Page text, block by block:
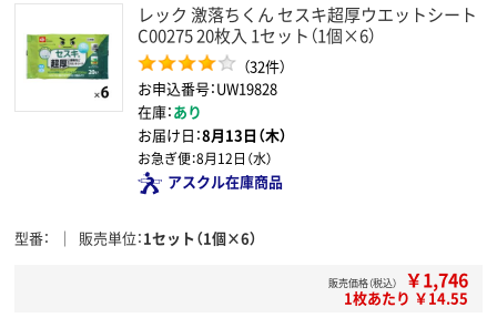
レック 激落ちくん セスキ超厚ウエットシート
C00275 20枚入 1セット（1個×6）
（32件）
お申込番号：UW19828
在庫：あり
お届け日：8月13日（木）
お急ぎ便：8月12日（水）
アスクル在庫商品
型番 販売単位 1セット（1個×6）
販売価格（税込） ￥1,746
1枚あたり ￥14.55